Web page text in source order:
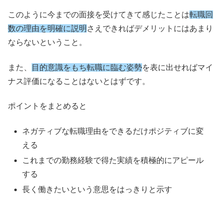
このように今までの面接を受けてきて感じたことは転職回
数の理由を明確に説明 さえできればデメリットにはあまり
ならないということ。
また、 目的意識をもち転職に臨む姿勢を表に出せればマイ
ナス評価になることはないとはずです。
ポイントをまとめると
ネガティブな転職理由をできるだけポジティブに変
える
これまでの勤務経験で得た実績を積極的にアピール
する
長く働きたいという意思をはっきりと示す